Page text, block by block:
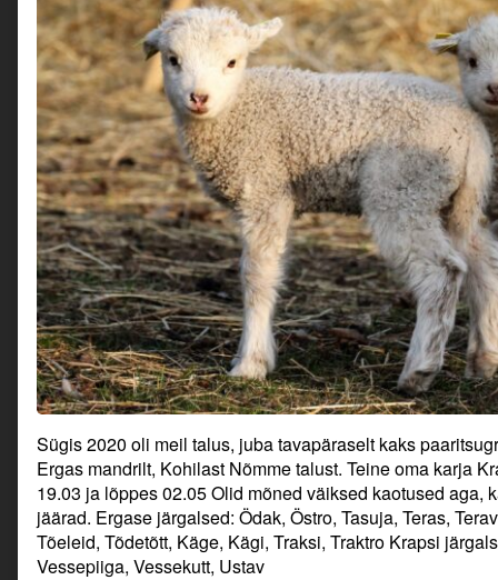
Sügis 2020 oli meil talus, juba tavapäraselt kaks
Ergas mandrilt, Kohilast Nõmme talust. Teine oma karja
19.03 ja lõppes 02.05 Olid mõned väiksed kaotused aga,
jäärad. Ergase järgalsed: Ödak, Östro, Tasuja, Teras,
Tõeleid, Tõdetõtt, Käge, Kägi, Traksi, Traktro Krapsi
Vessepiiga, Vessekutt, Ustav